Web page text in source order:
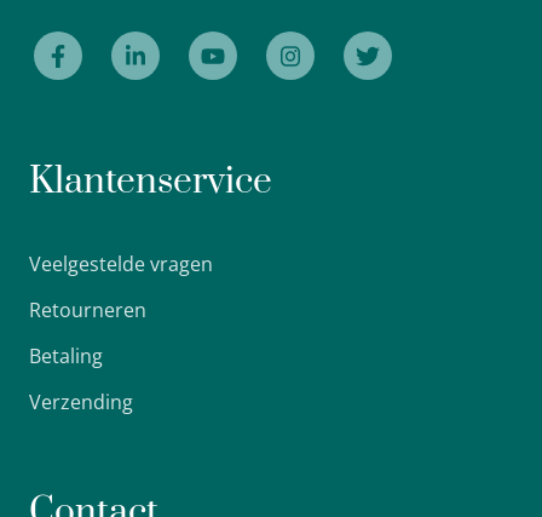
Klantenservice
Veelgestelde vragen
Retourneren
Betaling
Verzending